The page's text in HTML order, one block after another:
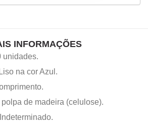
INFORMAÇÕES
unidades.
na cor Azul.
de madeira (celulose).